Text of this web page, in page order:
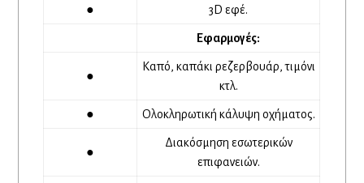
● 3D εφέ.
Εφαρμογές:
●
Καπό, καπάκι ρεζερβουάρ, τιμόνι
κτλ.
● Ολοκληρωτική κάλυψη οχήματος.
●
Διακόσμηση εσωτερικών
επιφανειών.